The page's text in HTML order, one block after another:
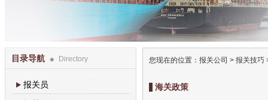
目录导航 Directory
报关员
您现在的位置： 报关公司 > 报关技巧
海关政策